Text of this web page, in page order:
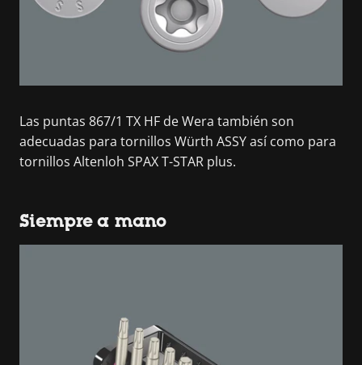
Las puntas 867/1 TX HF de Wera también son
adecuadas para tornillos Würth ASSY así como para
tornillos Altenloh SPAX T-STAR plus.
Siempre a mano